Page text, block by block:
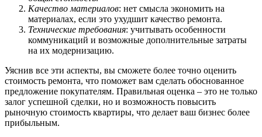
Качество материалов: нет смысла экономить на
материалах, если это ухудшит качество ремонта.
Технические требования: учитывать особенности
коммуникаций и возможные дополнительные затраты
на их модернизацию.
Уяснив все эти аспекты, вы сможете более точно оценить
стоимость ремонта, что поможет вам сделать обоснованное
предложение покупателям. Правильная оценка – это не только
залог успешной сделки, но и возможность повысить
рыночную стоимость квартиры, что делает ваш бизнес более
прибыльным.